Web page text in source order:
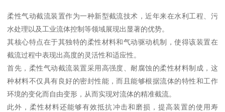
柔性气动截流装置作为一种新型截流技术，近年来在水利工程、污
水处理以及工业流体控制等领域展现出显著的优势。
其核心特点在于其独特的柔性材料和气动驱动机制，使得该装置在
截流过程中表现出高度的灵活性和适应性。
首先，柔性气动截流装置采用高强度、耐腐蚀的柔性材料制成，这
种材料不仅具有良好的密封性能，而且能够根据流体的特性和工作
环境的变化而自由变形，从而实现对流体的精准截流。
此外，柔性材料还能够有效抵抗冲击和磨损，提高装置的使用寿